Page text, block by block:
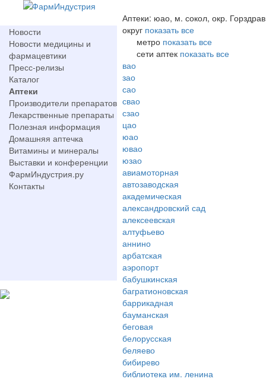
Новости
Новости медицины и
фармацевтики
Пресс-релизы
Каталог
Аптеки
Производители препаратов
Лекарственные препараты
Полезная информация
Домашняя аптечка
Витамины и минералы
Выставки и конференции
ФармИндустрия.ру
Контакты
Аптеки: юао, м. сокол, окр. Горздрав
округ показать все
метро показать все
сети аптек показать все
вао
зао
сао
свао
сзао
цао
юао
ювао
юзао
авиамоторная
автозаводская
академическая
александровский сад
алексеевская
алтуфьево
аннино
арбатская
аэропорт
бабушкинская
багратионовская
баррикадная
бауманская
беговая
белорусская
беляево
бибирево
библиотека им. ленина